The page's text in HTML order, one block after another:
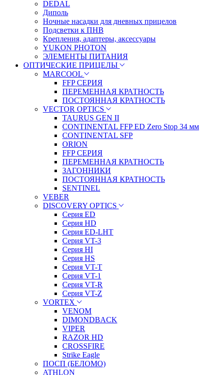
DEDAL
Диполь
Ночные насадки для дневных прицелов
Подсветки к ПНВ
Крепления, адаптеры, аксессуары
YUKON PHOTON
ЭЛЕМЕНТЫ ПИТАНИЯ
ОПТИЧЕСКИЕ ПРИЦЕЛЫ
MARCOOL
FFP СЕРИЯ
ПЕРЕМЕННАЯ КРАТНОСТЬ
ПОСТОЯННАЯ КРАТНОСТЬ
VECTOR OPTICS
TAURUS GEN II
CONTINENTAL FFP ED Zero Stop 34 мм
CONTINENTAL SFP
ORION
FFP СЕРИЯ
ПЕРЕМЕННАЯ КРАТНОСТЬ
ЗАГОННИКИ
ПОСТОЯННАЯ КРАТНОСТЬ
SENTINEL
VEBER
DISCOVERY OPTICS
Серия ED
Серия HD
Серия ED-LHT
Серия VT-3
Серия HI
Серия HS
Серия VT-T
Серия VT-1
Серия VT-R
Серия VT-Z
VORTEX
VENOM
DIMONDBACK
VIPER
RAZOR HD
CROSSFIRE
Strike Eagle
ПОСП (БЕЛОМО)
ATHLON